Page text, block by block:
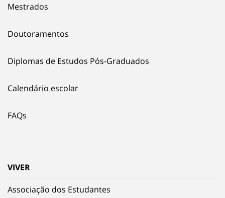
Mestrados
Doutoramentos
Diplomas de Estudos Pós-Graduados
Calendário escolar
FAQs
VIVER
Associação dos Estudantes